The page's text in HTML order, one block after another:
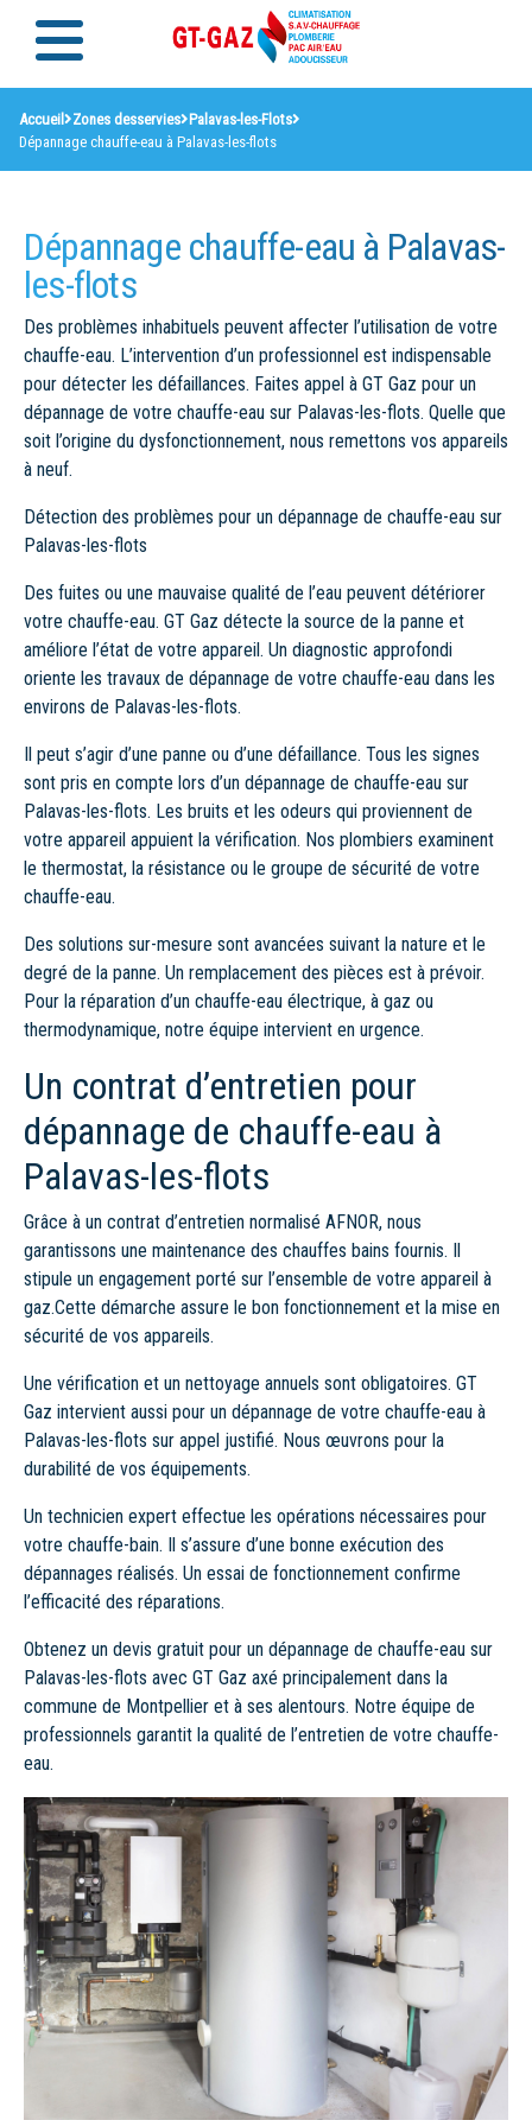
Accueil Zones desservies Palavas-les-Flots
Dépannage chauffe-eau à Palavas-les-flots
Dépannage chauffe-eau à Palavas-
les-flots
Des problèmes inhabituels peuvent affecter l’utilisation de votre
chauffe-eau. L’intervention d’un professionnel est indispensable
pour détecter les défaillances. Faites appel à GT Gaz pour un
dépannage de votre chauffe-eau sur Palavas-les-flots. Quelle que
soit l’origine du dysfonctionnement, nous remettons vos appareils
à neuf.
Détection des problèmes pour un dépannage de chauffe-eau sur
Palavas-les-flots
Des fuites ou une mauvaise qualité de l’eau peuvent détériorer
votre chauffe-eau. GT Gaz détecte la source de la panne et
améliore l’état de votre appareil. Un diagnostic approfondi
oriente les travaux de dépannage de votre chauffe-eau dans les
environs de Palavas-les-flots.
Il peut s’agir d’une panne ou d’une défaillance. Tous les signes
sont pris en compte lors d’un dépannage de chauffe-eau sur
Palavas-les-flots. Les bruits et les odeurs qui proviennent de
votre appareil appuient la vérification. Nos plombiers examinent
le thermostat, la résistance ou le groupe de sécurité de votre
chauffe-eau.
Des solutions sur-mesure sont avancées suivant la nature et le
degré de la panne. Un remplacement des pièces est à prévoir.
Pour la réparation d’un chauffe-eau électrique, à gaz ou
thermodynamique, notre équipe intervient en urgence.
Un contrat d’entretien pour
dépannage de chauffe-eau à
Palavas-les-flots
Grâce à un contrat d’entretien normalisé AFNOR, nous
garantissons une maintenance des chauffes bains fournis. Il
stipule un engagement porté sur l’ensemble de votre appareil à
gaz.Cette démarche assure le bon fonctionnement et la mise en
sécurité de vos appareils.
Une vérification et un nettoyage annuels sont obligatoires. GT
Gaz intervient aussi pour un dépannage de votre chauffe-eau à
Palavas-les-flots sur appel justifié. Nous œuvrons pour la
durabilité de vos équipements.
Un technicien expert effectue les opérations nécessaires pour
votre chauffe-bain. Il s’assure d’une bonne exécution des
dépannages réalisés. Un essai de fonctionnement confirme
l’efficacité des réparations.
Obtenez un devis gratuit pour un dépannage de chauffe-eau sur
Palavas-les-flots avec GT Gaz axé principalement dans la
commune de Montpellier et à ses alentours. Notre équipe de
professionnels garantit la qualité de l’entretien de votre chauffe-
eau.